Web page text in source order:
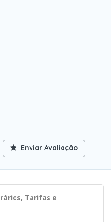
Enviar Avaliação
Tarifas e